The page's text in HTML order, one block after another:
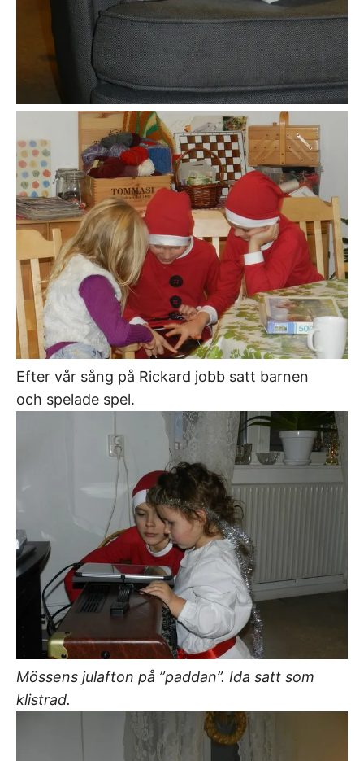
Efter vår sång på Rickard jobb satt barnen
och spelade spel.
Mössens julafton på ”paddan”. Ida satt som
klistrad.